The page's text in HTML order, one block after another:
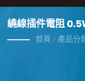
繞線插件電阻
首頁 / 產品分